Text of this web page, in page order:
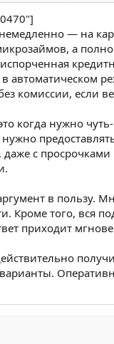
— на
а
автоматическом
комиссии, если
когда нужно
даже с
в пользу.
Кроме того, вся
приходит
варианты.